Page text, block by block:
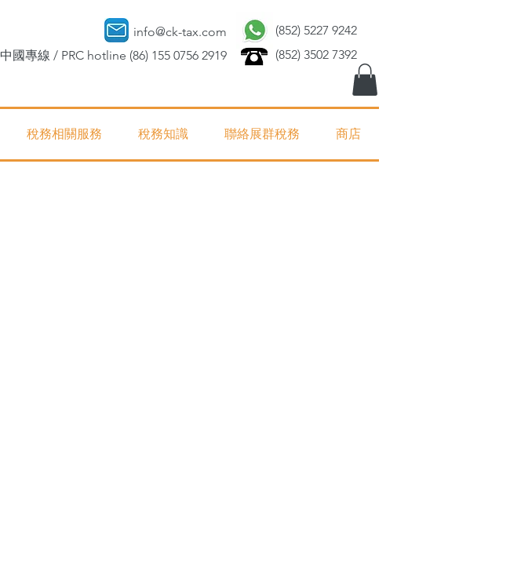
info@ck-tax.com
中國專線 / PRC hotline (86) 155 0756 2919
(852) 5227 9242
(852) 3502 7392
稅務相關服務 稅務知識 聯絡展群稅務 商店